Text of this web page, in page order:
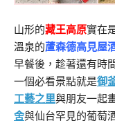
山形的藏王高原實在
溫泉的蘆森德高見屋
早餐後，趁著還有時
一個必看景點就是御
工藝之里與朋友一起
舍與仙台罕見的葡萄